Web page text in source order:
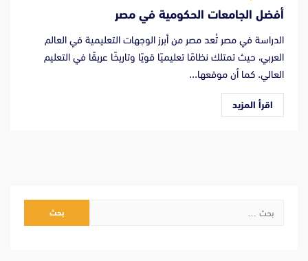
أفضل الجامعات الحكومية في مصر
الدراسة في مصر تُعد مصر من أبرز الوجهات التعليمية في العالم
العربي، حيث تمتلك نظامًا تعليميًا قويًا وتاريخًا عريقًا في التعليم
العالي. كما أن موقعها...
اقرأ المزيد
البحث